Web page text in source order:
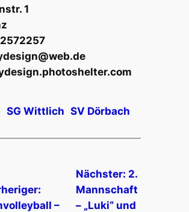
1
SG Wittlich SV Dörbach
–
Nächster: 2.
Mannschaft
– „Luki“ und